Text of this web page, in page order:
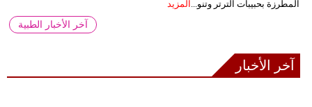
المطرزة بحبيبات الترتر وتنو...
المزيد
آخر الأخبار الطبية
آخر الأخبار